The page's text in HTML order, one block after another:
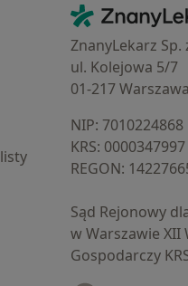
Kontakt
ZnanyLekarz - Strona
ZnanyLekarz Sp.
ul. Kolejowa 5/7
01-217
NIP: ⁠7010224868
KRS: ⁠0000347997
REGON:
Sąd Rejonowy
w Warszawie XII
Gospodarczy